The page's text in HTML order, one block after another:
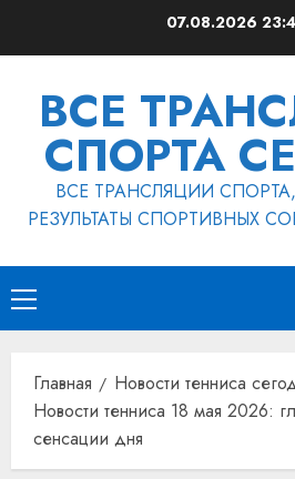
07.08.2026
ВСЕ
СПОРТА
ВСЕ ТРАНСЛЯЦИИ
РЕЗУЛЬТАТЫ СПОРТИВНЫХ
Основное
меню
Главная
Новости тенниса
Новости тенниса 18 мая 2026:
сенсации дня